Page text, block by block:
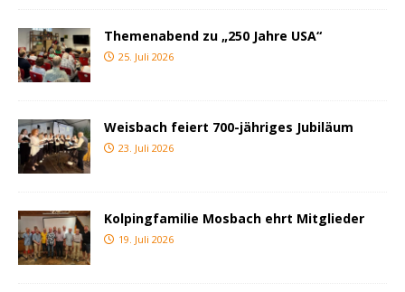
Themenabend zu „250 Jahre USA“
25. Juli 2026
Weisbach feiert 700-jähriges Jubiläum
23. Juli 2026
Kolpingfamilie Mosbach ehrt Mitglieder
19. Juli 2026